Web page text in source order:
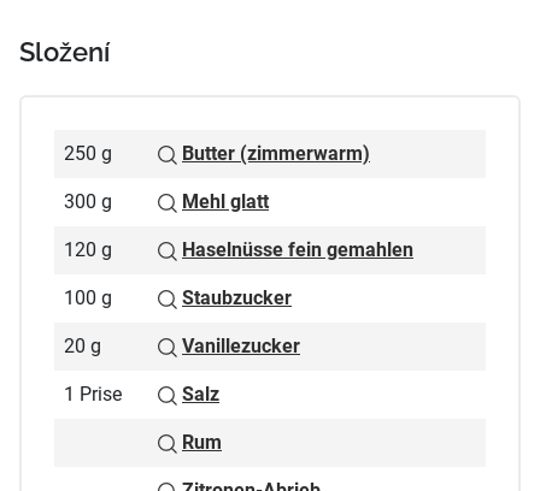
Složení
250 g Butter (zimmerwarm)
300 g Mehl glatt
120 g Haselnüsse fein gemahlen
100 g Staubzucker
20 g Vanillezucker
1 Prise Salz
Rum